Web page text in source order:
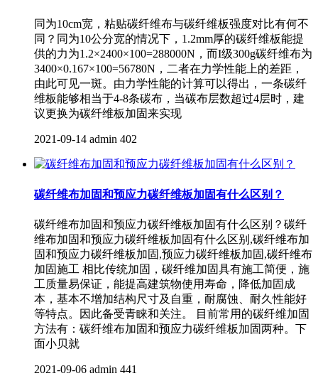
同为10cm宽，粘贴碳纤维布与碳纤维板强度对比有何不
同？同为10公分宽的情况下，1.2mm厚的碳纤维板能提
供的力为1.2×2400×100=288000N，而I级300g碳纤维布为
3400×0.167×100=56780N，二者在力学性能上的差距，
由此可见一斑。由力学性能的计算可以得出，一条碳纤
维板能够相当于4-8条碳布，当碳布层数超过4层时，建
议更换为碳纤维板加固来实现
2021-09-14 admin 402
碳纤维布加固和预应力碳纤维板加固有什么区别？
碳纤维布加固和预应力碳纤维板加固有什么区别？碳纤
维布加固和预应力碳纤维板加固有什么区别,碳纤维布加
固和预应力碳纤维板加固,预应力碳纤维板加固,碳纤维布
加固施工 相比传统加固，碳纤维加固具有施工简便，施
工质量易保证，能提高建筑物使用寿命，降低加固成
本，基本不增加结构尺寸及自重，耐腐蚀、耐久性能好
等特点。因此备受青睐和关注。 目前常用的碳纤维加固
方法有：碳纤维布加固和预应力碳纤维板加固两种。下
面小贝就
2021-09-06 admin 441